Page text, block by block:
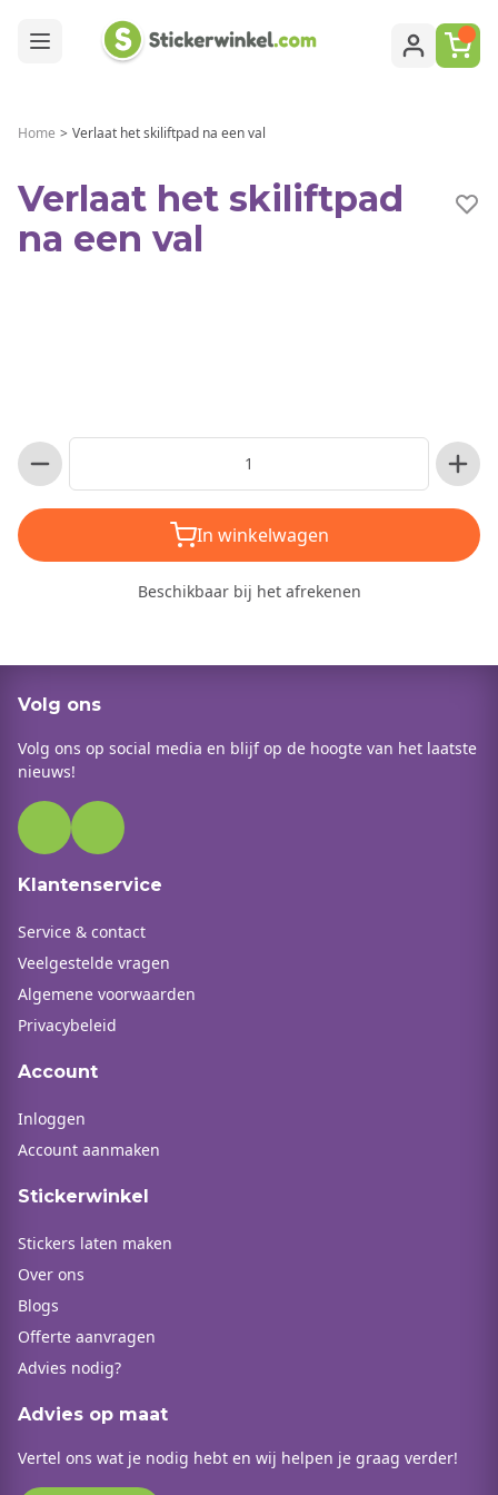
Home > Verlaat het skiliftpad na een val
Verlaat het skiliftpad
na een val
In winkelwagen
Beschikbaar bij het afrekenen
Volg ons
Volg ons op social media en blijf op de hoogte van het laatste
nieuws!
Klantenservice
Service & contact
Veelgestelde vragen
Algemene voorwaarden
Privacybeleid
Account
Inloggen
Account aanmaken
Stickerwinkel
Stickers laten maken
Over ons
Blogs
Offerte aanvragen
Advies nodig?
Advies op maat
Vertel ons wat je nodig hebt en wij helpen je graag verder!